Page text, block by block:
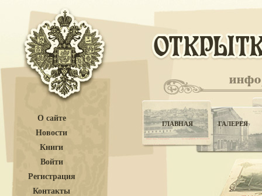
О сайте
Новости
Книги
Войти
Регистрация
Контакты
ГЛАВНАЯ ГАЛЕРЕЯ